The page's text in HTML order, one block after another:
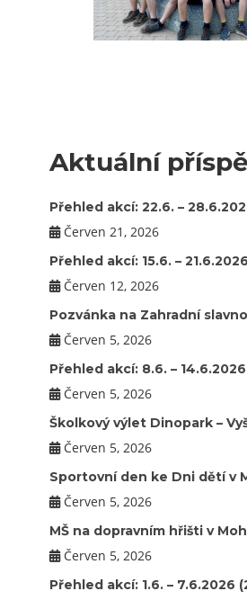
Aktuální
Přehled akcí: 22.6. –
Červen 21, 2026
Přehled akcí: 15.6. –
Červen 12, 2026
Pozvánka na Zahradní
Červen 5, 2026
Přehled akcí: 8.6. –
Červen 5, 2026
Školkový výlet Dinopark –
Červen 5, 2026
Sportovní den ke Dni dětí v
Červen 5, 2026
MŠ na dopravním hřišti v
Červen 5, 2026
Přehled akcí: 1.6. – 7.6.2026